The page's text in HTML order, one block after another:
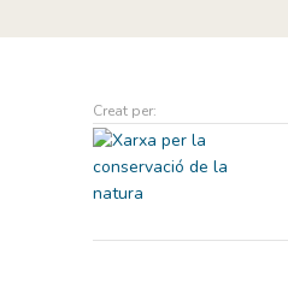
Creat per: